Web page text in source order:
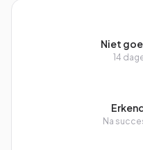
Niet
14
Na